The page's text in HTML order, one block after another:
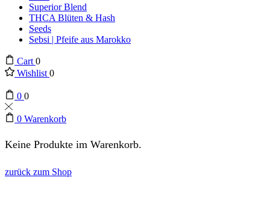
Superior Blend
THCA Blüten & Hash
Seeds
Sebsi | Pfeife aus Marokko
Cart 0
Wishlist 0
0 0
0 Warenkorb
Keine Produkte im Warenkorb.
zurück zum Shop